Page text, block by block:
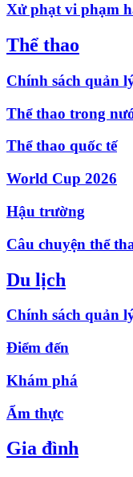
Xử phạt vi phạm
Thể thao
Chính sách quản
Thể thao trong
Thể thao quốc tế
World Cup 2026
Hậu trường
Câu chuyện thể
Du lịch
Chính sách quản
Điểm đến
Khám phá
Ẩm thực
Gia đình